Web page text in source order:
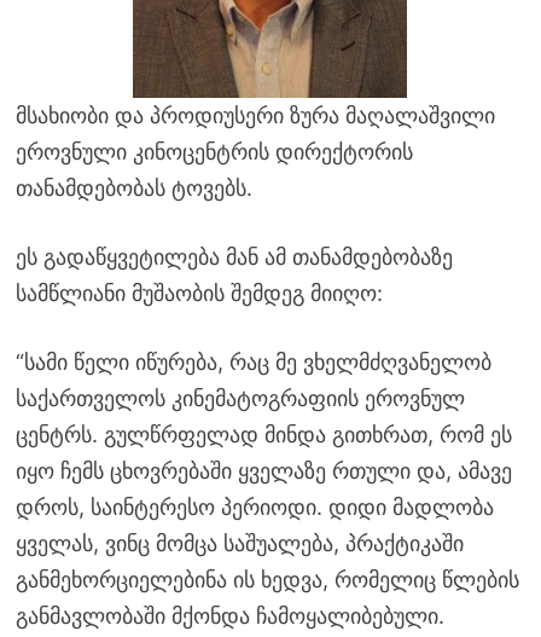
მსახიობი და პროდიუსერი ზურა მაღალაშვილი
ეროვნული კინოცენტრის დირექტორის
თანამდებობას ტოვებს.
ეს გადაწყვეტილება მან ამ თანამდებობაზე
სამწლიანი მუშაობის შემდეგ მიიღო:
“სამი წელი იწურება, რაც მე ვხელმძღვანელობ
საქართველოს კინემატოგრაფიის ეროვნულ
ცენტრს. გულწრფელად მინდა გითხრათ, რომ ეს
იყო ჩემს ცხოვრებაში ყველაზე რთული და, ამავე
დროს, საინტერესო პერიოდი. დიდი მადლობა
ყველას, ვინც მომცა საშუალება, პრაქტიკაში
განმეხორციელებინა ის ხედვა, რომელიც წლების
განმავლობაში მქონდა ჩამოყალიბებული.